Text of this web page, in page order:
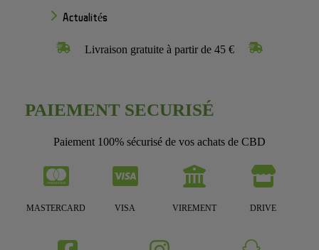
Actualités
Livraison gratuite à partir de 45 €
PAIEMENT SECURISÉ
Paiement 100% sécurisé de vos achats de CBD
MASTERCARD VISA VIREMENT DRIVE